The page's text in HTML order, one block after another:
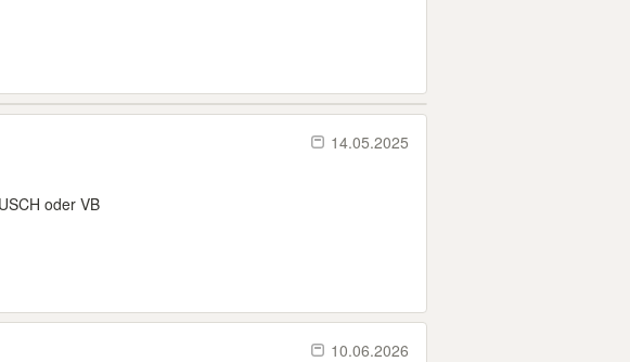
14.05.2025
oder VB
10.06.2026